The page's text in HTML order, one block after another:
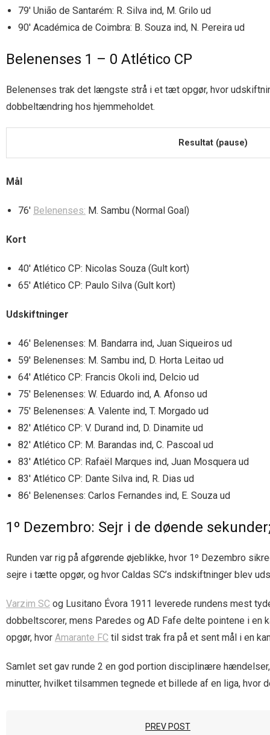
79′ União de Santarém: R. Silva ind, M. Grilo ud
90′ Académica de Coimbra: B. Souza ind, N. Pereira ud
Belenenses 1 – 0 Atlético CP
Belenenses trak det længste strå i et tæt opgør, hvor
dobbeltændring hos hjemmeholdet.
Resultat (pause)
Mål
76′ Belenenses: M. Sambu (Normal Goal)
Kort
40′ Atlético CP: Nicolas Souza (Gult kort)
65′ Atlético CP: Paulo Silva (Gult kort)
Udskiftninger
46′ Belenenses: M. Bandarra ind, Juan Siqueiros ud
59′ Belenenses: M. Sambu ind, D. Horta Leitao ud
64′ Atlético CP: Francis Okoli ind, Delcio ud
75′ Belenenses: W. Eduardo ind, A. Afonso ud
75′ Belenenses: A. Valente ind, T. Morgado ud
82′ Atlético CP: V. Durand ind, D. Dinamite ud
82′ Atlético CP: M. Barandas ind, C. Pascoal ud
83′ Atlético CP: Rafaël Marques ind, Juan Mosquera ud
83′ Atlético CP: Dante Silva ind, R. Dias ud
86′ Belenenses: Carlos Fernandes ind, E. Souza ud
1º Dezembro: Sejr i de døende
Runden var rig på afgørende øjeblikke, hvor 1º Dezembro
sejre i tætte opgør, og hvor Caldas SC’s indskiftninger blev
Varzim SC og Lusitano Évora 1911 leverede rundens mest
dobbeltscorer, mens Paredes og AD Fafe delte pointene i en
opgør, hvor Amarante FC til sidst trak fra på et sent mål i en
Samlet set gav runde 2 en god portion disciplinære
minutter, hvilket tilsammen tegnede et billede af en liga, hvor
PREV POST